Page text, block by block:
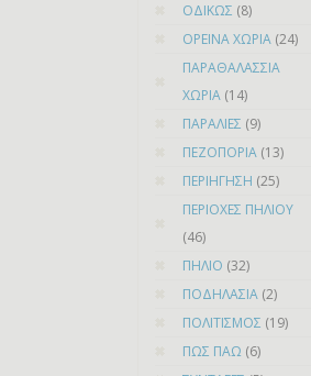
ΟΔΙΚΩΣ (8)
ΟΡΕΙΝΑ ΧΩΡΙΑ (24)
ΠΑΡΑΘΑΛΑΣΣΙΑ
ΧΩΡΙΑ (14)
ΠΑΡΑΛΙΕΣ (9)
ΠΕΖΟΠΟΡΙΑ (13)
ΠΕΡΙΗΓΗΣΗ (25)
ΠΕΡΙΟΧΕΣ ΠΗΛΙΟΥ
(46)
ΠΗΛΙΟ (32)
ΠΟΔΗΛΑΣΙΑ (2)
ΠΟΛΙΤΙΣΜΟΣ (19)
ΠΩΣ ΠΑΩ (6)